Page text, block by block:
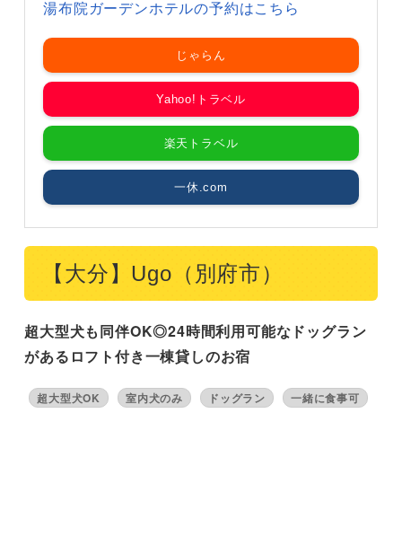
湯布院ガーデンホテルの予約はこちら
じゃらん
Yahoo!トラベル
楽天トラベル
一休.com
【大分】Ugo（別府市）
超大型犬も同伴OK◎24時間利用可能なドッグラン
があるロフト付き一棟貸しのお宿
超大型犬OK 室内犬のみ ドッグラン 一緒に食事可